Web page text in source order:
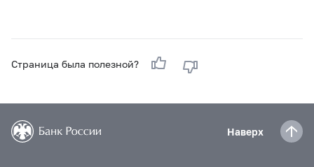
Страница была полезной?
Наверх